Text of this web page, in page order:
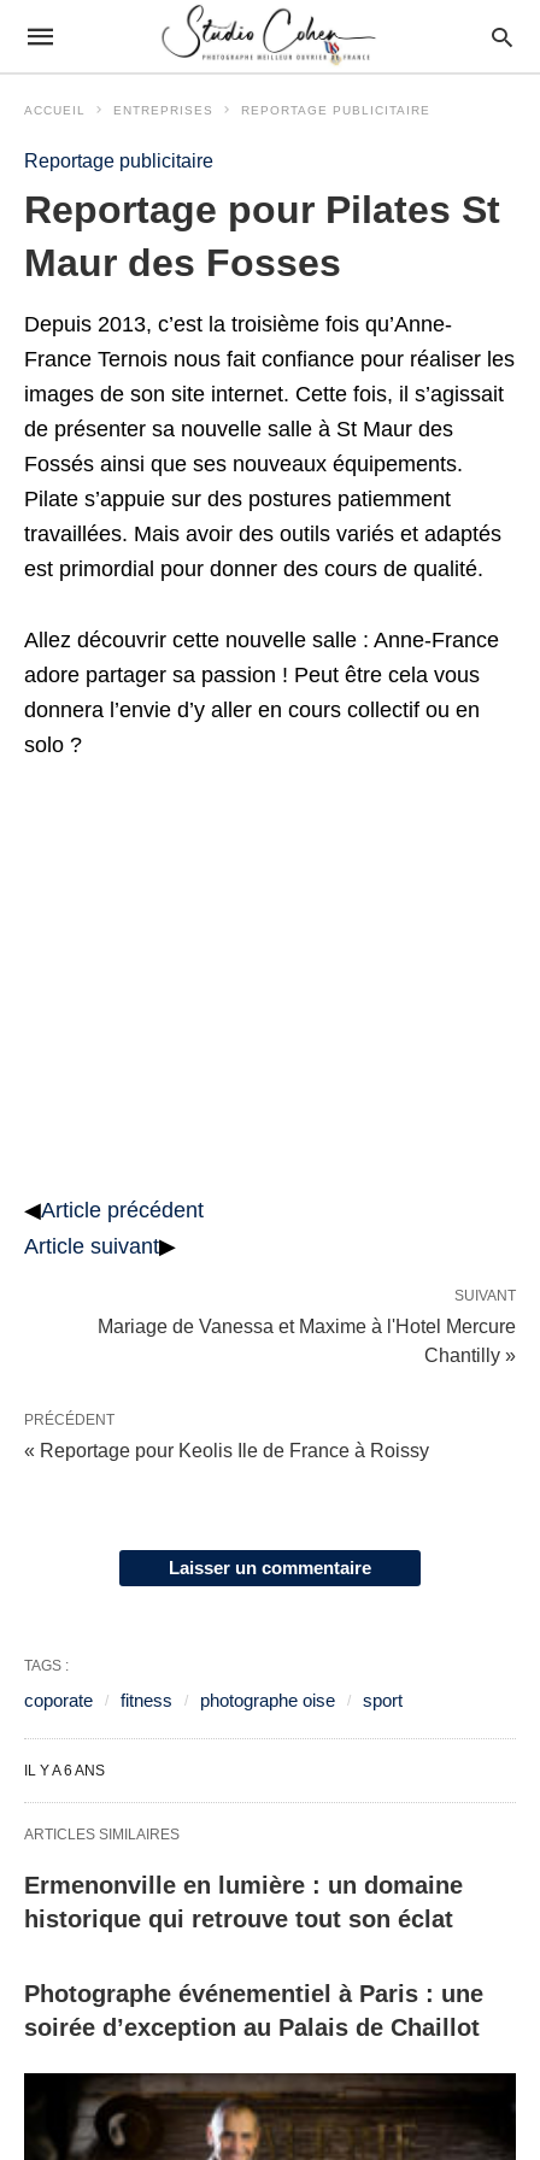
ACCUEIL ENTREPRISES REPORTAGE PUBLICITAIRE
Reportage publicitaire
Reportage pour Pilates St
Maur des Fosses
Depuis 2013, c’est la troisième fois qu’Anne-
France Ternois nous fait confiance pour réaliser les
images de son site internet. Cette fois, il s’agissait
de présenter sa nouvelle salle à St Maur des
Fossés ainsi que ses nouveaux équipements.
Pilate s’appuie sur des postures patiemment
travaillées. Mais avoir des outils variés et adaptés
est primordial pour donner des cours de qualité.
Allez découvrir cette nouvelle salle : Anne-France
adore partager sa passion ! Peut être cela vous
donnera l’envie d’y aller en cours collectif ou en
solo ?
◀Article précédent
Article suivant▶
SUIVANT
Mariage de Vanessa et Maxime à l'Hotel Mercure
Chantilly »
PRÉCÉDENT
« Reportage pour Keolis Ile de France à Roissy
Laisser un commentaire
TAGS :
coporate fitness photographe oise sport
IL Y A 6 ANS
ARTICLES SIMILAIRES
Ermenonville en lumière : un domaine
historique qui retrouve tout son éclat
Photographe événementiel à Paris : une
soirée d’exception au Palais de Chaillot